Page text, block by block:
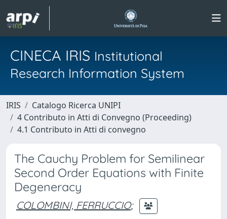
CINECA IRIS Institutional
Research Information System
IRIS
Catalogo Ricerca UNIPI
4 Contributo in Atti di Convegno (Proceeding)
4.1 Contributo in Atti di convegno
The Cauchy Problem for Semilinear
Second Order Equations with Finite
Degeneracy
COLOMBINI, FERRUCCIO;